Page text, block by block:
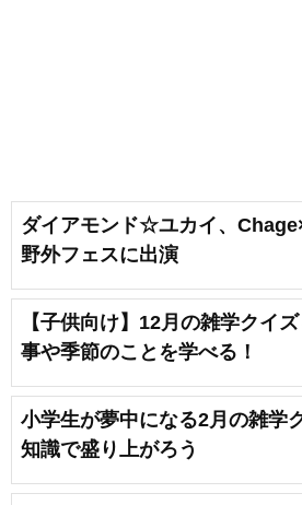
ダイアモンド☆ユカイ、
野外フェスに出演
【子供向け】12月の雑学クイ
事や季節のことを学べる！
小学生が夢中になる2月の雑学
知識で盛り上がろう